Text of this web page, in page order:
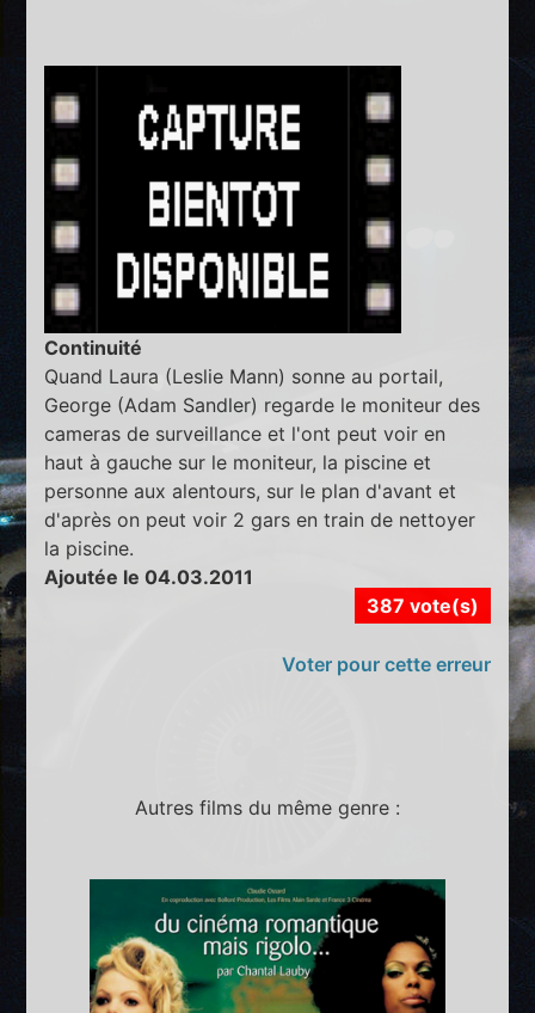
Continuité
Quand Laura (Leslie Mann) sonne au portail,
George (Adam Sandler) regarde le moniteur des
cameras de surveillance et l'ont peut voir en
haut à gauche sur le moniteur, la piscine et
personne aux alentours, sur le plan d'avant et
d'après on peut voir 2 gars en train de nettoyer
la piscine.
Ajoutée le 04.03.2011
387 vote(s)
Voter pour cette erreur
Autres films du même genre :